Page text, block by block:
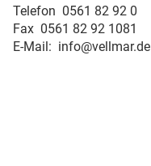
Telefon 0561 82 92 0
Fax 0561 82 92 1081
E-Mail: info@vellmar.de